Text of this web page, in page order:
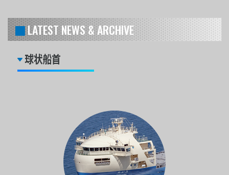
LATEST NEWS & ARCHIVE
球状船首